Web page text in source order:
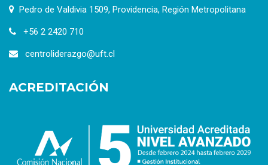
Pedro de Valdivia 1509, Providencia, Región Metropolitana
+56 2 2420 710
centroliderazgo@uft.cl
ACREDITACIÓN